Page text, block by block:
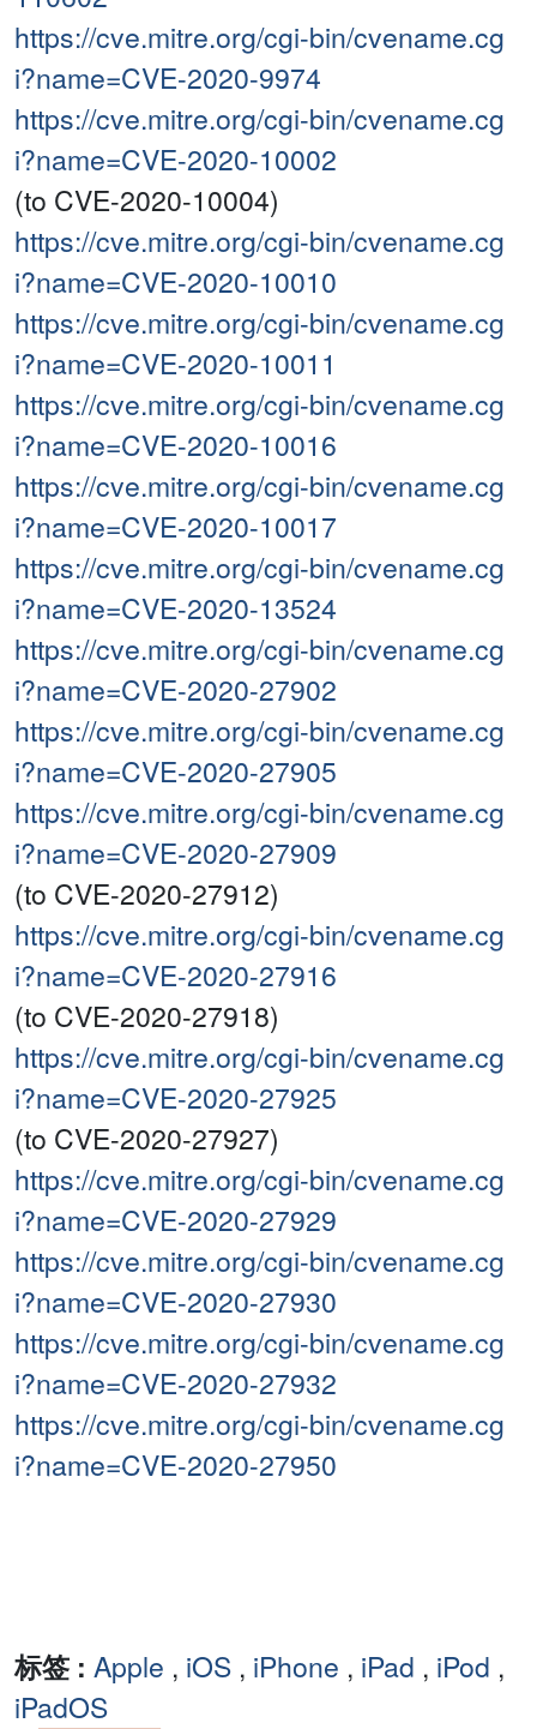
https://cve.mitre.org/cgi-bin/cvename.cg
i?name=CVE-2020-9974
https://cve.mitre.org/cgi-bin/cvename.cg
i?name=CVE-2020-10002
(to CVE-2020-10004)
https://cve.mitre.org/cgi-bin/cvename.cg
i?name=CVE-2020-10010
https://cve.mitre.org/cgi-bin/cvename.cg
i?name=CVE-2020-10011
https://cve.mitre.org/cgi-bin/cvename.cg
i?name=CVE-2020-10016
https://cve.mitre.org/cgi-bin/cvename.cg
i?name=CVE-2020-10017
https://cve.mitre.org/cgi-bin/cvename.cg
i?name=CVE-2020-13524
https://cve.mitre.org/cgi-bin/cvename.cg
i?name=CVE-2020-27902
https://cve.mitre.org/cgi-bin/cvename.cg
i?name=CVE-2020-27905
https://cve.mitre.org/cgi-bin/cvename.cg
i?name=CVE-2020-27909
(to CVE-2020-27912)
https://cve.mitre.org/cgi-bin/cvename.cg
i?name=CVE-2020-27916
(to CVE-2020-27918)
https://cve.mitre.org/cgi-bin/cvename.cg
i?name=CVE-2020-27925
(to CVE-2020-27927)
https://cve.mitre.org/cgi-bin/cvename.cg
i?name=CVE-2020-27929
https://cve.mitre.org/cgi-bin/cvename.cg
i?name=CVE-2020-27930
https://cve.mitre.org/cgi-bin/cvename.cg
i?name=CVE-2020-27932
https://cve.mitre.org/cgi-bin/cvename.cg
i?name=CVE-2020-27950
标签 : Apple , iOS , iPhone , iPad , iPod ,
iPadOS